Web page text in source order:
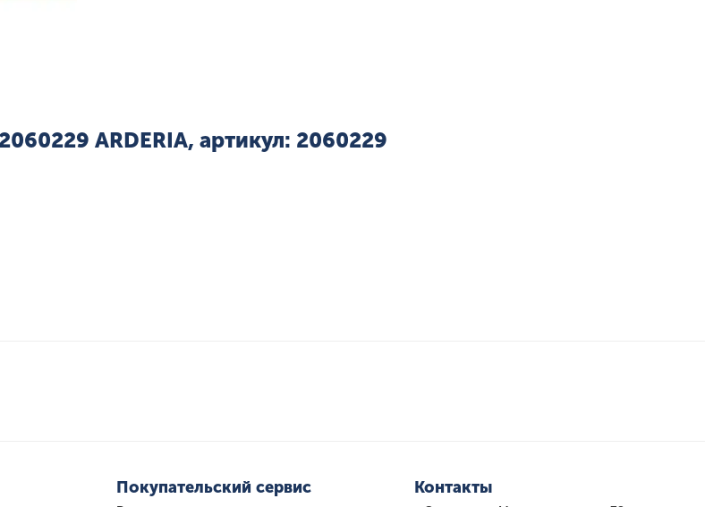
ARDERIA, артикул: 2060229
Покупательский сервис Контакты